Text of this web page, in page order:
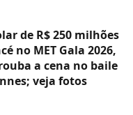
de R$ 250 milhões
no MET Gala 2026,
a cena no baile
veja fotos